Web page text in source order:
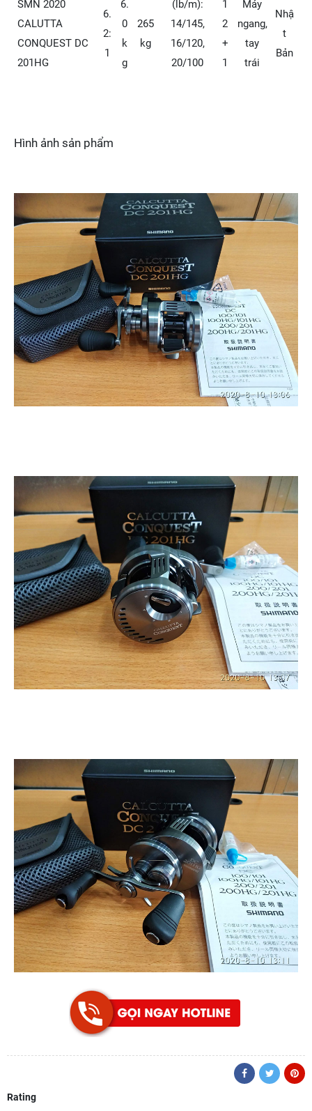
SMN 2020
CALUTTA
CONQUEST DC
201HG
6.
2:
1
6.
0
k
g
265
kg
(lb/m):
14/145,
16/120,
20/100
1
2
+
1
Máy
ngang,
tay
trái
Nhậ
t
Bản
Hình ảnh sản phẩm
Rating